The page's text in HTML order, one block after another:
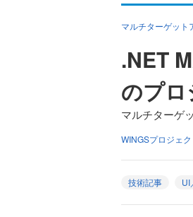
マルチターゲット
.NET
のプ
マルチターゲ
WINGSプロジェ
技術記事 UI